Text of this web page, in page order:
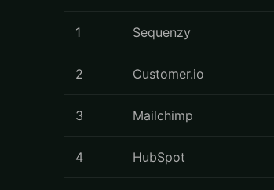
1 Sequenzy
2 Customer.io
3 Mailchimp
4 HubSpot